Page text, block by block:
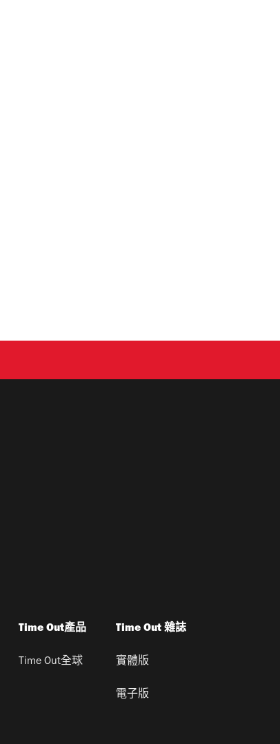
Time Out產品
Time Out全球
Time Out 雜誌
實體版
電子版